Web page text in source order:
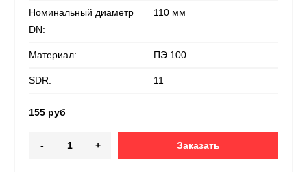
Номинальный диаметр
DN:
110 мм
Материал: ПЭ 100
SDR: 11
155 руб
- + Заказать